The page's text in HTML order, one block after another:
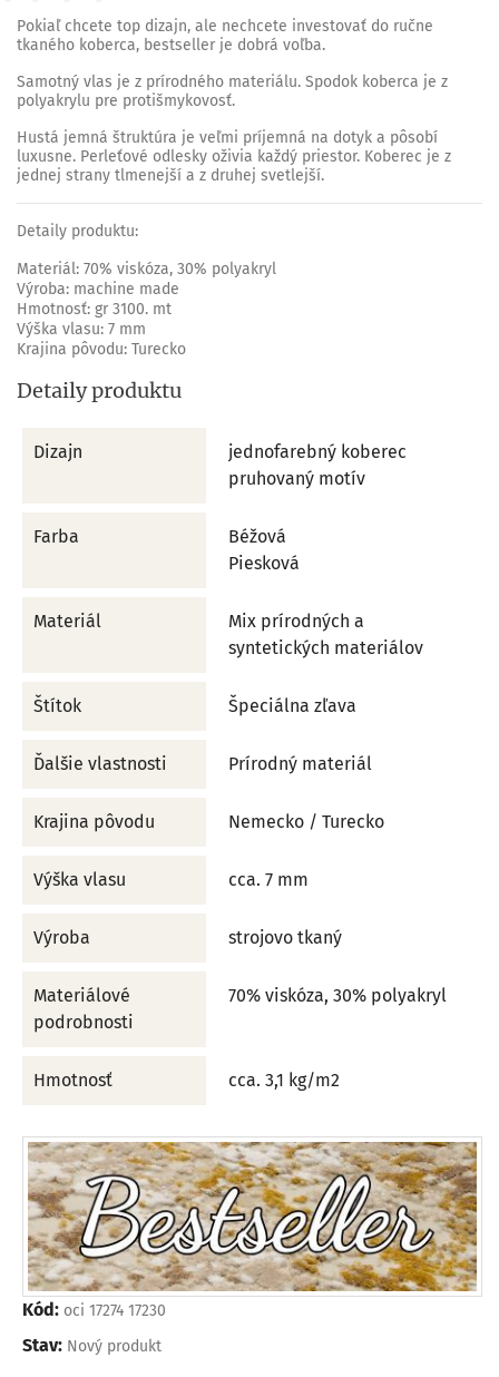
Pokiaľ chcete top dizajn, ale nechcete investovať do ručne
tkaného koberca, bestseller je dobrá voľba.
Samotný vlas je z prírodného materiálu. Spodok koberca je z
polyakrylu pre protišmykovosť.
Hustá jemná štruktúra je veľmi príjemná na dotyk a pôsobí
luxusne. Perleťové odlesky oživia každý priestor. Koberec je z
jednej strany tlmenejší a z druhej svetlejší.
Detaily produktu:
Materiál: 70% viskóza, 30% polyakryl
Výroba: machine made
Hmotnosť: gr 3100. mt
Výška vlasu: 7 mm
Krajina pôvodu: Turecko
Detaily produktu
Dizajn
jednofarebný koberec
pruhovaný motív
Farba
Béžová
Piesková
Materiál
Mix prírodných a
syntetických materiálov
Štítok Špeciálna zľava
Ďalšie vlastnosti Prírodný materiál
Krajina pôvodu Nemecko / Turecko
Výška vlasu cca. 7 mm
Výroba strojovo tkaný
Materiálové
podrobnosti
70% viskóza, 30% polyakryl
Hmotnosť cca. 3,1 kg/m2
Kód: oci 17274 17230
Stav: Nový produkt